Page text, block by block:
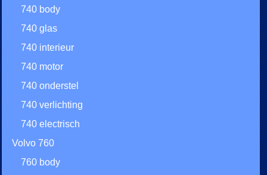
740 body
740 glas
740 interieur
740 motor
740 onderstel
740 verlichting
740 electrisch
Volvo 760
760 body